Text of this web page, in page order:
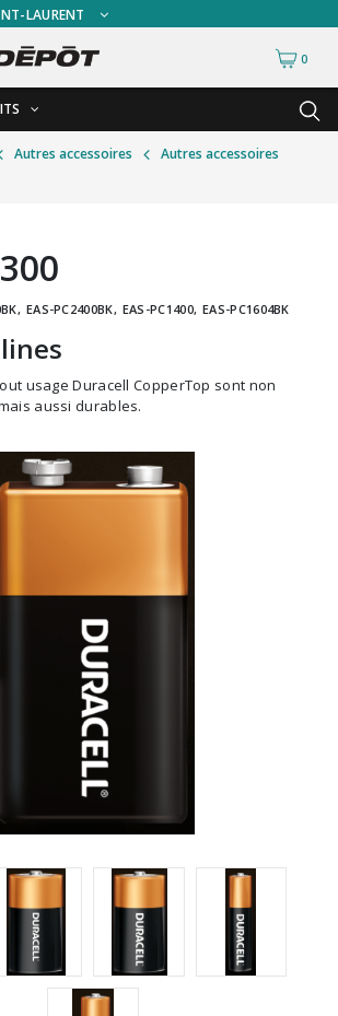
LAURENT
0
le lavage de mur
salles de bain
et racloirs pour vitres/planchers
et manches
et cadres
Autres accessoires
Autres accessoires
EAS-PC2400BK EAS-PC1400 EAS-PC1604BK
aussi durables.